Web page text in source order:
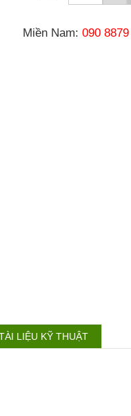
Miền Nam: 090
LIỆU KỸ THUẬT